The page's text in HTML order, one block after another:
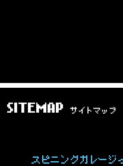
SITEMAP サイトマップ
スピニングガレージ